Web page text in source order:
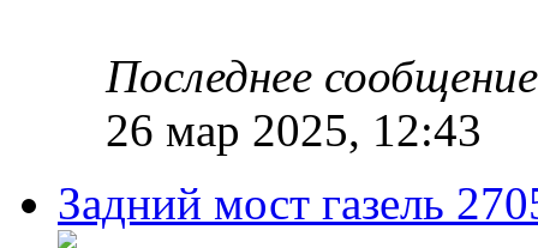
Последнее
26 мар 2025, 12:43
Задний мост газель